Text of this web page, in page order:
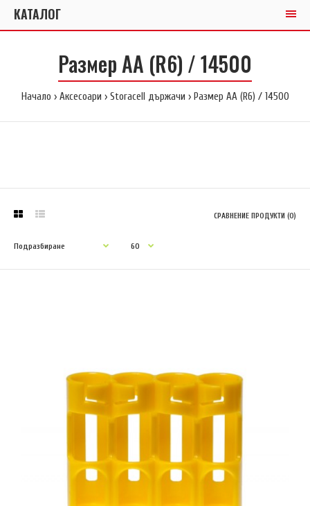
КАТАЛОГ
Размер AA (R6) / 14500
Начало Аксесоари Storacell държачи Размер AA (R6) / 14500
СРАВНЕНИЕ ПРОДУКТИ (0)